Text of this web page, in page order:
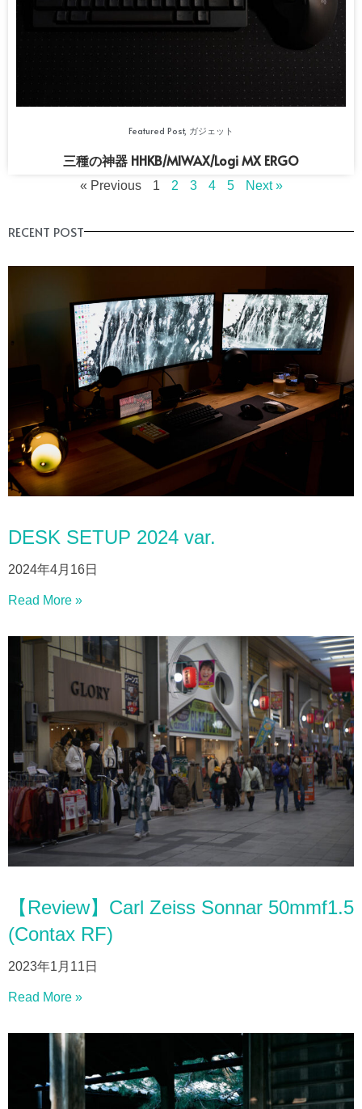
Featured Post, ガジェット
三種の神器 HHKB/MIWAX/Logi MX ERGO
« Previous 1 2 3 4 5 Next »
RECENT POST
DESK SETUP 2024 var.
2024年4月16日
Read More »
【Review】Carl Zeiss Sonnar 50mmf1.5
(Contax RF)
2023年1月11日
Read More »